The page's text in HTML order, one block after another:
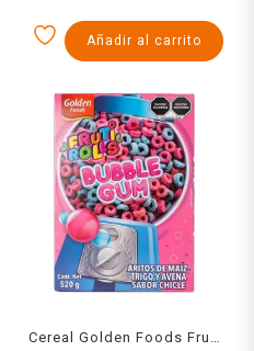
Añadir al carrito
Cereal Golden Foods Fruti